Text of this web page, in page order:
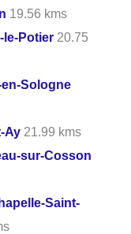
19.56 kms
le-Potier 20.75
Sologne
Ay 21.99 kms
sur-Cosson
Saint-